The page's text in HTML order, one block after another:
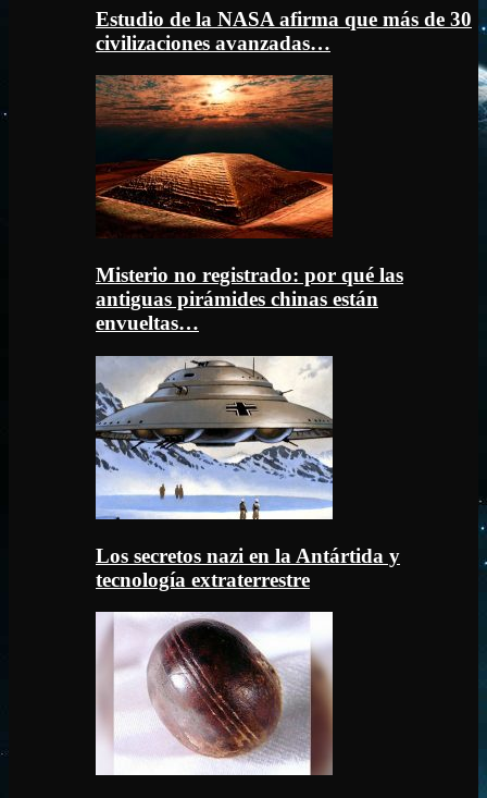
Estudio de la NASA afirma que más de 30
civilizaciones avanzadas…
Misterio no registrado: por qué las
antiguas pirámides chinas están
envueltas…
Los secretos nazi en la Antártida y
tecnología extraterrestre